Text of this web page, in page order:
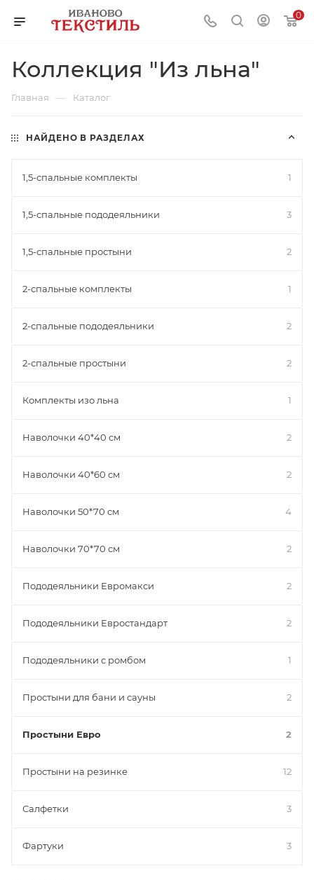
0
Коллекция "Из льна"
Главная — Каталог
НАЙДЕНО В РАЗДЕЛАХ
1,5-спальные комплекты 1
1,5-спальные пододеяльники 3
1,5-спальные простыни 2
2-спальные комплекты 1
2-спальные пододеяльники 2
2-спальные простыни 2
Комплекты изо льна 1
Наволочки 40*40 см 2
Наволочки 40*60 см 2
Наволочки 50*70 см 4
Наволочки 70*70 см 2
Пододеяльники Евромакси 2
Пододеяльники Евростандарт 2
Пододеяльники с ромбом 1
Простыни для бани и сауны 2
Простыни Евро 2
Простыни на резинке 12
Салфетки 3
Фартуки 3